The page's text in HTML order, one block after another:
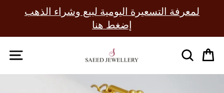
Pause
slideshow
لمعرفة التسعيرة اليومية لبيع وشراء الذهب
إضغط هنا
SITE NAVIGATION